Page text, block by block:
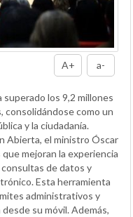
A+ a-
superado los 9,2 millones
consolidándose como un
y la ciudadanía.
Abierta, el ministro Óscar
mejoran la experiencia
de datos y
Esta herramienta
administrativos y
su móvil. Además,